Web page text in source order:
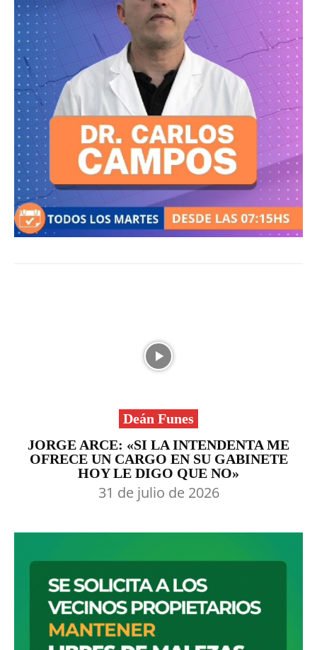
Deán Funes
JORGE ARCE: «SI LA INTENDENTA ME
OFRECE UN CARGO EN SU GABINETE
HOY LE DIGO QUE NO»
31 de julio de 2026